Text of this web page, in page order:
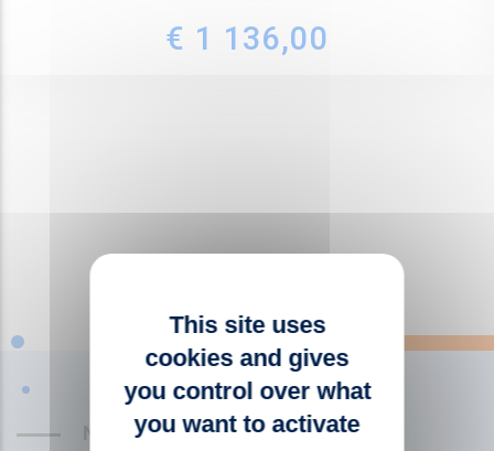
€ 1 136,00
NEWSLETTER
This site uses
cookies and gives
you control over what
you want to activate